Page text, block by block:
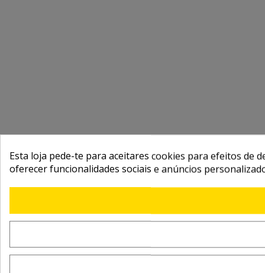
Esta loja pede-te para aceitares cookies para efeitos de
oferecer funcionalidades sociais e anúncios